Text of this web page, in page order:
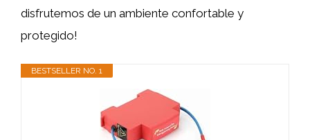
disfrutemos de un ambiente confortable y
protegido!
BESTSELLER NO. 1